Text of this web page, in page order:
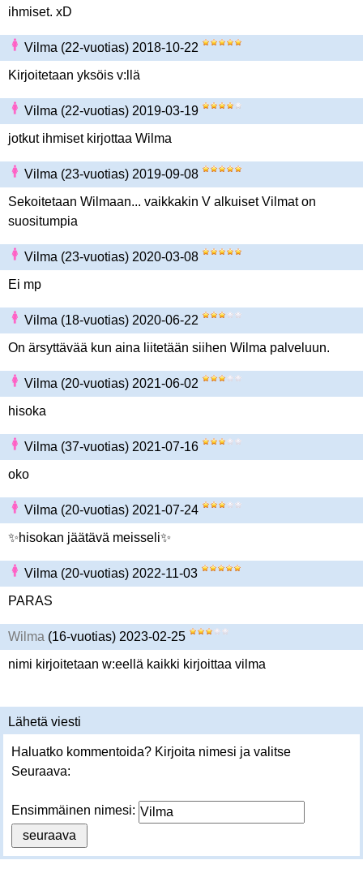
ihmiset. xD
Vilma (22-vuotias) 2018-10-22
Kirjoitetaan yksöis v:llä
Vilma (22-vuotias) 2019-03-19
jotkut ihmiset kirjottaa Wilma
Vilma (23-vuotias) 2019-09-08
Sekoitetaan Wilmaan... vaikkakin V alkuiset Vilmat on
suositumpia
Vilma (23-vuotias) 2020-03-08
Ei mp
Vilma (18-vuotias) 2020-06-22
On ärsyttävää kun aina liitetään siihen Wilma palveluun.
Vilma (20-vuotias) 2021-06-02
hisoka
Vilma (37-vuotias) 2021-07-16
oko
Vilma (20-vuotias) 2021-07-24
✨hisokan jäätävä meisseli✨
Vilma (20-vuotias) 2022-11-03
PARAS
Wilma (16-vuotias) 2023-02-25
nimi kirjoitetaan w:eellä kaikki kirjoittaa vilma
Lähetä viesti
Haluatko kommentoida? Kirjoita nimesi ja valitse
Seuraava:
Ensimmäinen nimesi: